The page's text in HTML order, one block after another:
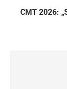
CMT 2026: